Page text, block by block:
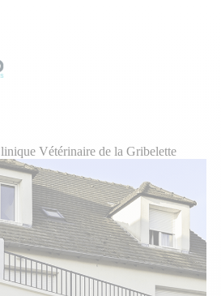
Vétérinaire de la Gribelette